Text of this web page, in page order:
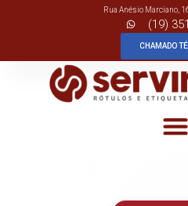
para
conteúdo
Rua Anésio Marciano,
(19)
CHAMADO